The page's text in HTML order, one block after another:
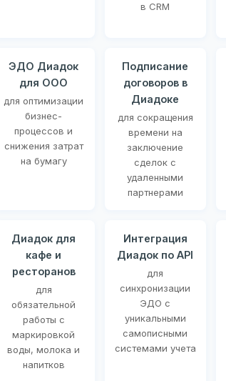
в CRM
ЭДО Диадок
для ООО
для оптимизации
бизнес-
процессов и
снижения затрат
на бумагу
Подписание
договоров в
Диадоке
для сокращения
времени на
заключение
сделок с
удаленными
партнерами
Диадок для
кафе и
ресторанов
для
обязательной
работы с
маркировкой
воды, молока и
напитков
Интеграция
Диадок по API
для
синхронизации
ЭДО с
уникальными
самописными
системами учета